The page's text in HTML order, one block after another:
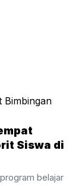
Siswa di
belajar